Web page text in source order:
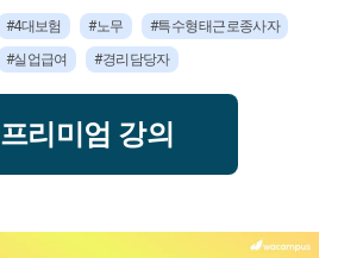
#4대보험 #노무
#특수형태근로종사자
#실업급여 #경리담당자
프리미엄 강의